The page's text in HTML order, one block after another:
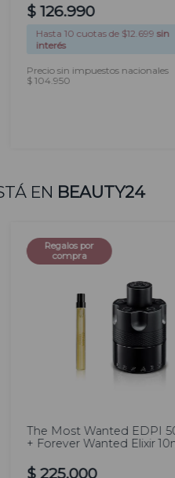
$ 126.990
Hasta 10 cuotas de $12.699 sin
interés
Precio sin impuestos nacionales
$ 104.950
EN BEAUTY24
Regalos por
compra
The Most Wanted EDPI
+ Forever Wanted Elixir
$ 225.000